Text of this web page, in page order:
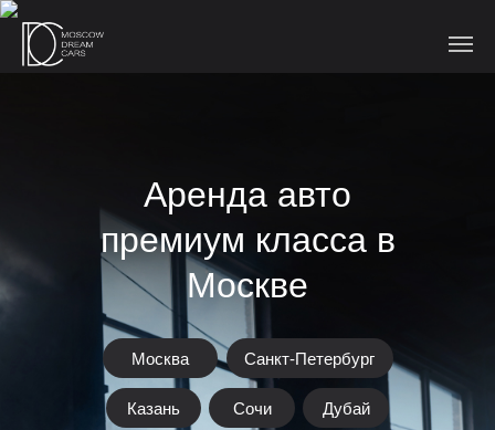
Аренда авто
премиум класса в
Москве
Москва Санкт-Петербург
Казань Сочи Дубай